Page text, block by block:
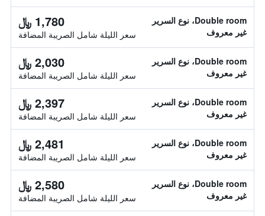
Double room، نوع السرير
غير معروف
1,780 ﷼
سعر الليلة شامل الصريبة المضافة
Double room، نوع السرير
غير معروف
2,030 ﷼
سعر الليلة شامل الصريبة المضافة
Double room، نوع السرير
غير معروف
2,397 ﷼
سعر الليلة شامل الصريبة المضافة
Double room، نوع السرير
غير معروف
2,481 ﷼
سعر الليلة شامل الصريبة المضافة
Double room، نوع السرير
غير معروف
2,580 ﷼
سعر الليلة شامل الصريبة المضافة